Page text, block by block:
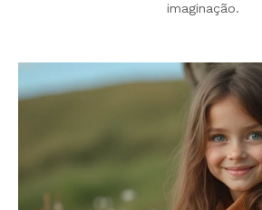
imaginação.